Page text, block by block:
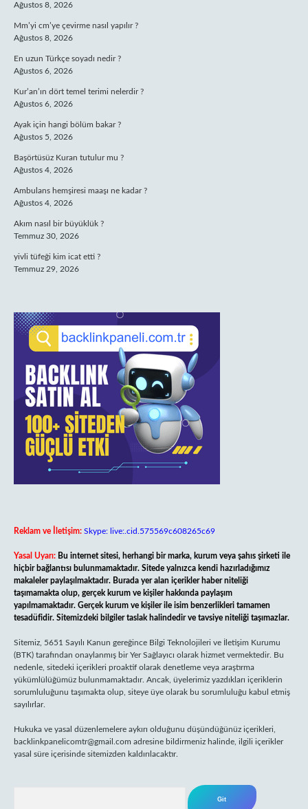
Ağustos 8, 2026
Mm’yi cm’ye çevirme nasıl yapılır ?
Ağustos 8, 2026
En uzun Türkçe soyadı nedir ?
Ağustos 6, 2026
Kur’an’ın dört temel terimi nelerdir ?
Ağustos 6, 2026
Ayak için hangi bölüm bakar ?
Ağustos 5, 2026
Başörtüsüz Kuran tutulur mu ?
Ağustos 4, 2026
Ambulans hemşiresi maaşı ne kadar ?
Ağustos 4, 2026
Akım nasıl bir büyüklük ?
Temmuz 30, 2026
yivli tüfeği kim icat etti ?
Temmuz 29, 2026
Reklam ve İletişim: Skype: live:.cid.575569c608265c69
Yasal Uyarı: Bu internet sitesi, herhangi bir marka, kurum veya şahıs şirketi ile
hiçbir bağlantısı bulunmamaktadır. Sitede yalnızca kendi hazırladığımız
makaleler paylaşılmaktadır. Burada yer alan içerikler haber niteliği
taşımamakta olup, gerçek kurum ve kişiler hakkında paylaşım
yapılmamaktadır. Gerçek kurum ve kişiler ile isim benzerlikleri tamamen
tesadüfidir. Sitemizdeki bilgiler taslak halindedir ve tavsiye niteliği taşımazlar.
Sitemiz, 5651 Sayılı Kanun gereğince Bilgi Teknolojileri ve İletişim Kurumu
(BTK) tarafından onaylanmış bir Yer Sağlayıcı olarak hizmet vermektedir. Bu
nedenle, sitedeki içerikleri proaktif olarak denetleme veya araştırma
yükümlülüğümüz bulunmamaktadır. Ancak, üyelerimiz yazdıkları içeriklerin
sorumluluğunu taşımakta olup, siteye üye olarak bu sorumluluğu kabul etmiş
sayılırlar.
Hukuka ve yasal düzenlemelere aykırı olduğunu düşündüğünüz içerikleri,
backlinkpanelicomtr@gmail.com adresine bildirmeniz halinde, ilgili içerikler
yasal süre içerisinde sitemizden kaldırılacaktır.